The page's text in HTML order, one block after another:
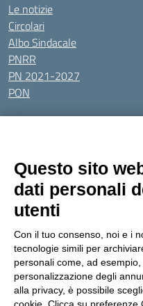
Le notizie
Circolari
Albo Sindacale
PNRR
PN 2021-2027
PON
Tutti gli argomenti
Amministrazione Trasparente
Dichiarazione di
Seguici su:
Indirizzo:Via Gaetano Donizetti
Centralino:0114053925 Email:
Posta elettronica certificata
Codice fiscale: 95641450010
Questo sito
dati personali
utenti
Con il tuo consenso, noi e i
tecnologie simili per
personali come, ad
personalizzazione degli
alla privacy, è possibile